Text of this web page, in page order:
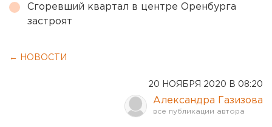
Сгоревший квартал в центре Оренбурга
застроят
← НОВОСТИ
20 НОЯБРЯ 2020 В 08:20
Александра Газизова